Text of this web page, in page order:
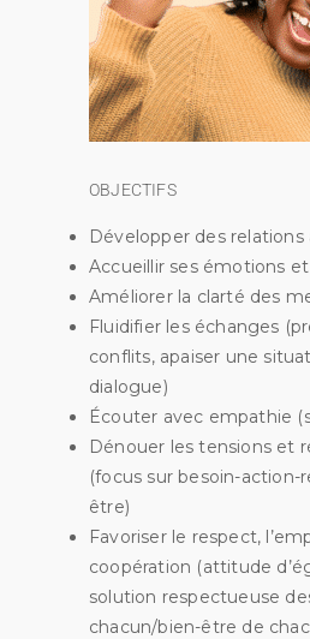
OBJECTIFS
Développer des
Accueillir ses émotions
Améliorer la clarté des
Fluidifier les échanges
conflits, apaiser une
dialogue)
Écouter avec empathie
Dénouer les tensions et
(focus sur besoin-action-
être)
Favoriser le respect,
coopération (attitude
solution respectueuse
chacun/bien-être de